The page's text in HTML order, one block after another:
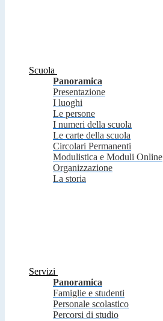
Scuola
Panoramica
Presentazione
I luoghi
Le persone
I numeri della scuola
Le carte della scuola
Circolari Permanenti
Modulistica e Moduli Online
Organizzazione
La storia
Servizi
Panoramica
Famiglie e studenti
Personale scolastico
Percorsi di studio